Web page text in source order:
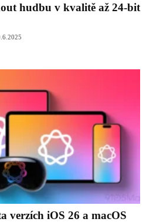
hudbu v kvalitě až 24-bit
verzích iOS 26 a macOS